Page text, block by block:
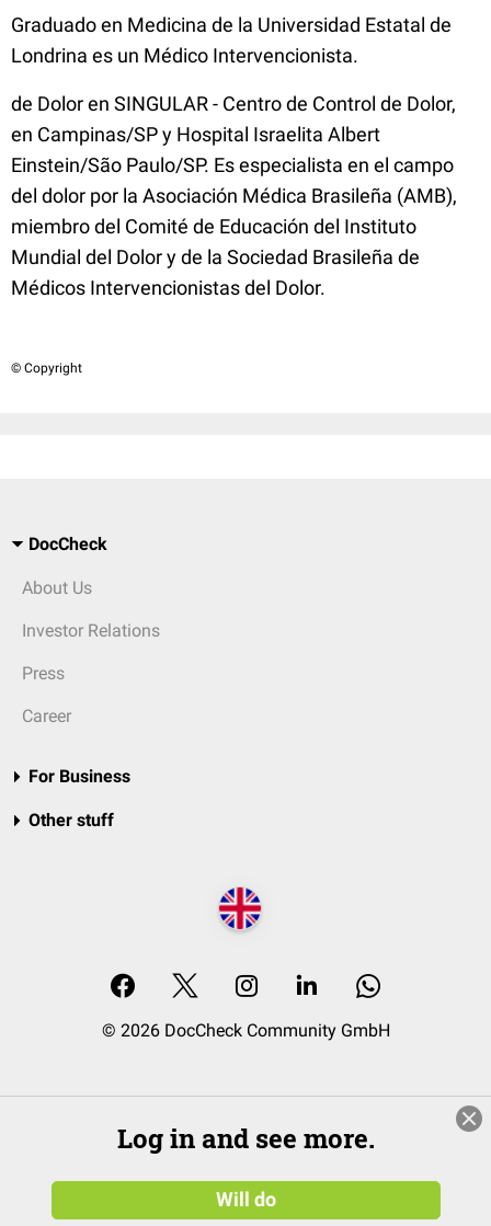
Graduado en Medicina de la Universidad Estatal de
Londrina es un Médico Intervencionista.
de Dolor en SINGULAR - Centro de Control de Dolor,
en Campinas/SP y Hospital Israelita Albert
Einstein/São Paulo/SP. Es especialista en el campo
del dolor por la Asociación Médica Brasileña (AMB),
miembro del Comité de Educación del Instituto
Mundial del Dolor y de la Sociedad Brasileña de
Médicos Intervencionistas del Dolor.
© Copyright
DocCheck
About Us
Investor Relations
Press
Career
For Business
Other stuff
© 2026 DocCheck Community GmbH
Log in and see more.
Will do